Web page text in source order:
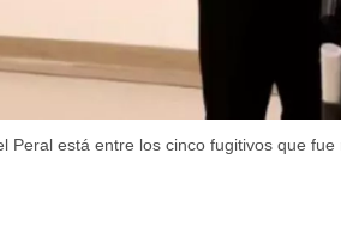
Peral está entre los cinco fugitivos que